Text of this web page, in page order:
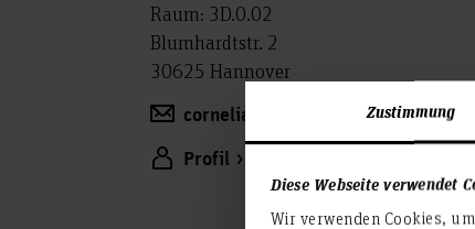
Zustimmung
Diese Webseite verwendet
Wir verwenden Cookies,
Raum: 3D.0.02
Blumhardtstr. 2
30625 Hannover
cornelia.zilch(at)hs-hannover.de
Profil